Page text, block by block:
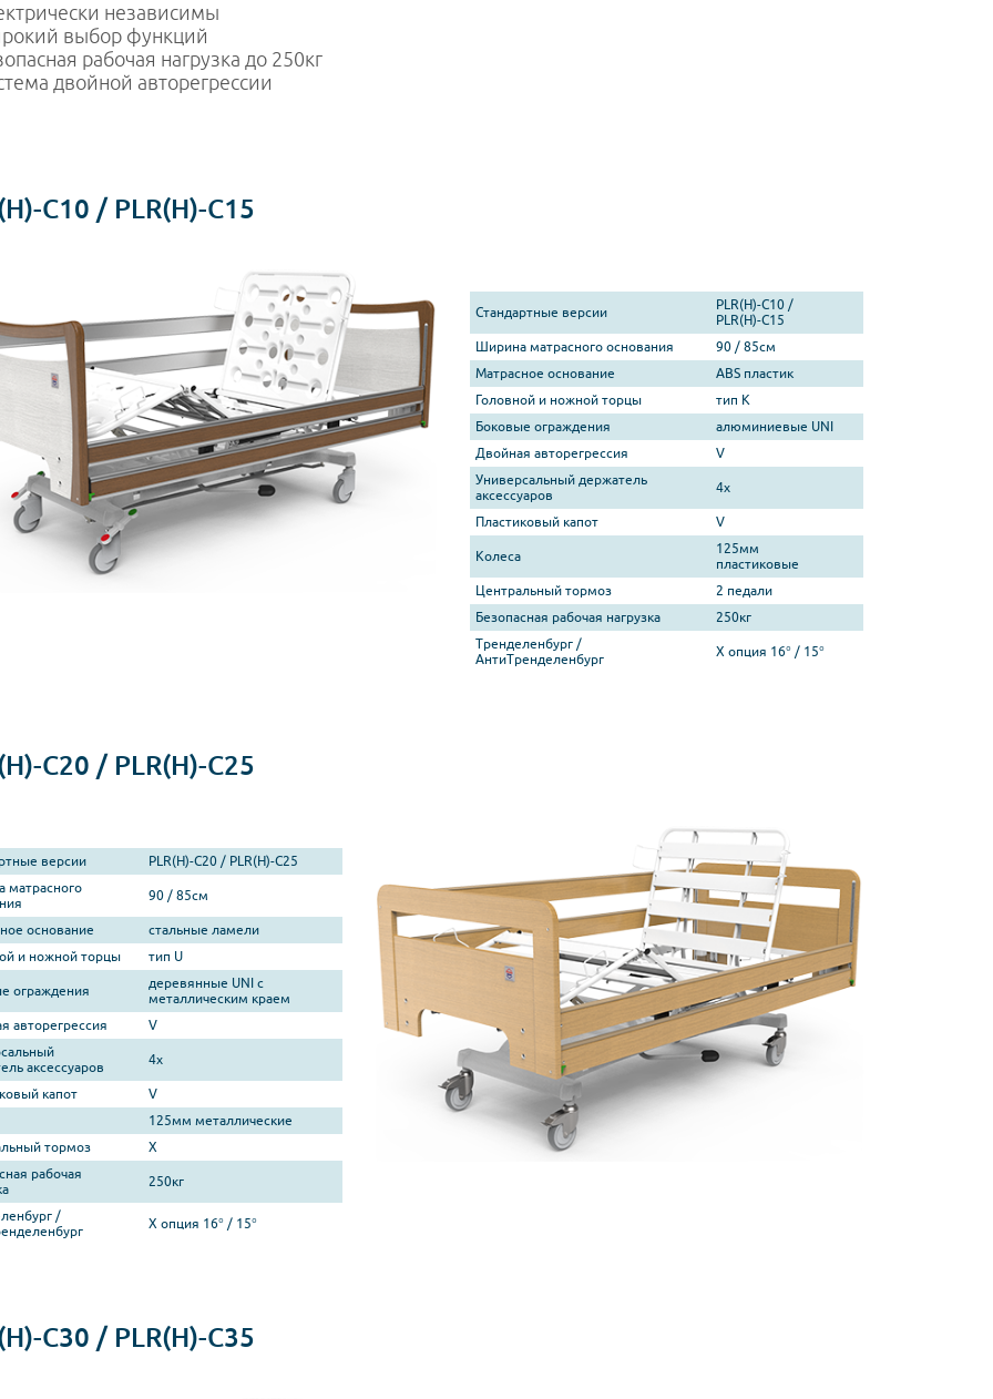
независимы
выбор функций
рабочая нагрузка до 250кг
двойной авторегрессии
C10 / PLR(H)-C15
Стандартные версии
PLR(H)-C10 /
PLR(H)-C15
Ширина матрасного основания
90 / 85см
Матрасное основание
ABS пластик
Головной и ножной торцы
тип K
Боковые ограждения
алюминиевые UNI
Двойная авторегрессия
V
Универсальный держатель
аксессуаров
4x
Пластиковый капот V
Колеса
125мм
пластиковые
Центральный тормоз
2 педали
Безопасная рабочая нагрузка
250кг
Тренделенбург /
АнтиТренделенбург
X опция 16° / 15°
C20 / PLR(H)-C25
версии
PLR(H)-C20 / PLR(H)-C25
матрасного
90 / 85см
основание
стальные ламели
и ножной торцы
тип U
ограждения
деревянные UNI с
металлическим краем
авторегрессия
V
аксессуаров
4x
капот
V
125мм металлические
тормоз
X
рабочая
250кг
/
X опция 16° / 15°
C30 / PLR(H)-C35